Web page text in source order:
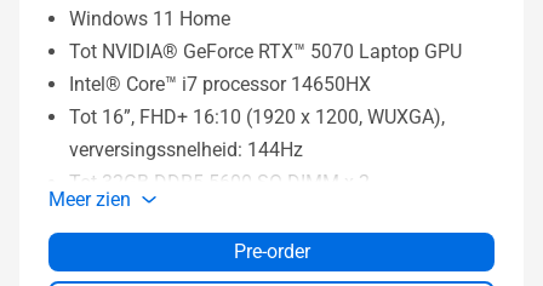
Windows 11 Home
Tot NVIDIA® GeForce RTX™ 5070 Laptop GPU
Intel® Core™ i7 processor 14650HX
Tot 16”, FHD+ 16:10 (1920 x 1200, WUXGA),
verversingssnelheid: 144Hz
Tot 32GB DDR5-5600 SO-DIMM x 2
Meer zien
Pre-order